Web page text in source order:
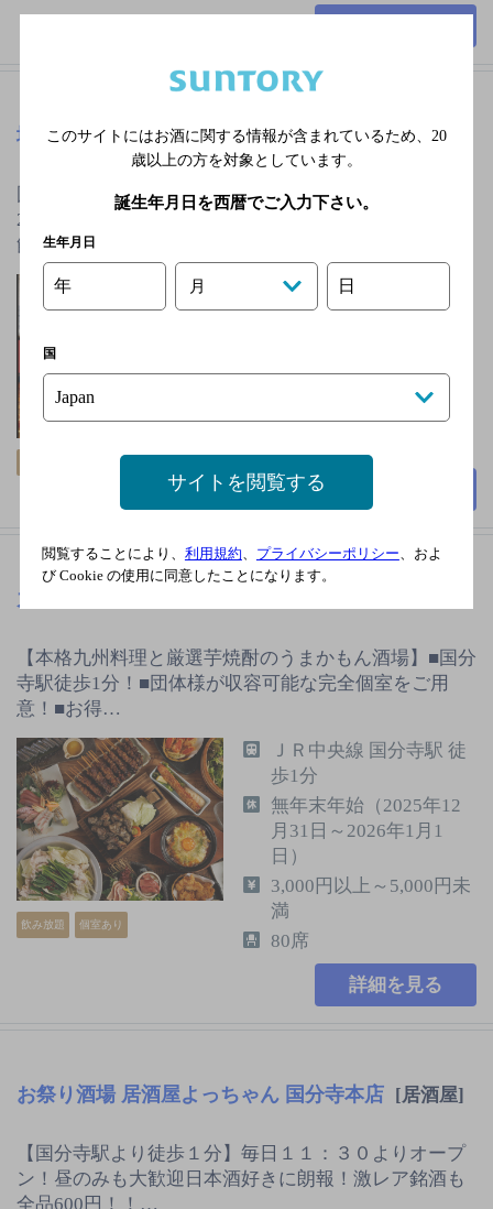
地鶏マニア トリ酒場 国分寺 [居酒屋]
国分寺駅から徒歩1分！国分寺地鶏居酒屋！宴会コース
2990円からご用意しております！大人気！焼き鳥食べ
飲み放題コ…
ＪＲ中央線 国分寺駅 徒
歩2分
3,000円以上～5,000円未
45席
九州魂 国分寺駅北口店
【本格九州料理と厳選芋焼酎のうまかもん酒場】■国分
寺駅徒歩1分！■団体様が収容可能な完全個室をご用
意！■お得…
飲み放題 個室あり
ＪＲ中央線 国分寺駅 徒
歩1分
無年末年始（2025年12
月31日～2026年1月1
日）
3,000円以上～5,000円未
満
80席
詳細を見る
お祭り酒場 居酒屋よっちゃん 国分寺本店 [居酒屋]
【国分寺駅より徒歩１分】毎日１１：３０よりオープ
ン！昼のみも大歓迎日本酒好きに朗報！激レア銘酒も
全品600円！！…
このサイトにはお酒に関する情報が含まれているため、 20
歳以上の方を対象としています。
誕生年月日を西暦でご入力下さい。
生年月日
年 月 日
国
サイトを閲覧する
閲覧することにより、 利用規約、 プライバシーポリシー、およ
び Cookie の使用に同意したことになります。